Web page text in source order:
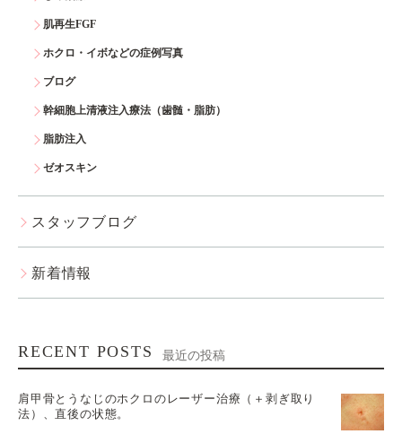
肌再生FGF
ホクロ・イボなどの症例写真
ブログ
幹細胞上清液注入療法（歯髄・脂肪）
脂肪注入
ゼオスキン
スタッフブログ
新着情報
RECENT POSTS 最近の投稿
肩甲骨とうなじのホクロのレーザー治療（＋剥ぎ取り
法）、直後の状態。